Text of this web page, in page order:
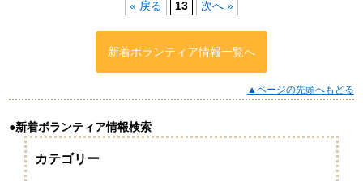
« 戻る 13 次へ »
新着ボランティア情報一覧へ
▲ページの先頭へもどる
●新着ボランティア情報検索
カテゴリー